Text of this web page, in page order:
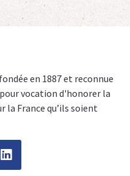
en 1887 et reconnue
vocation d'honorer la
la France qu’ils soient